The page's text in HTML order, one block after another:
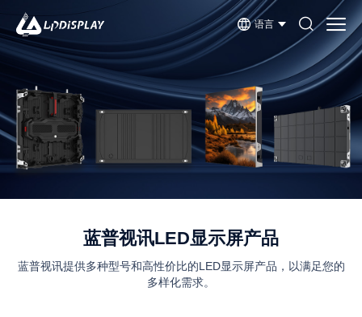
语言
产品中心
蓝普视讯LED显示屏产品
蓝普视讯提供多种型号和高性价比的LED显示屏产品，以满足您的
多样化需求。